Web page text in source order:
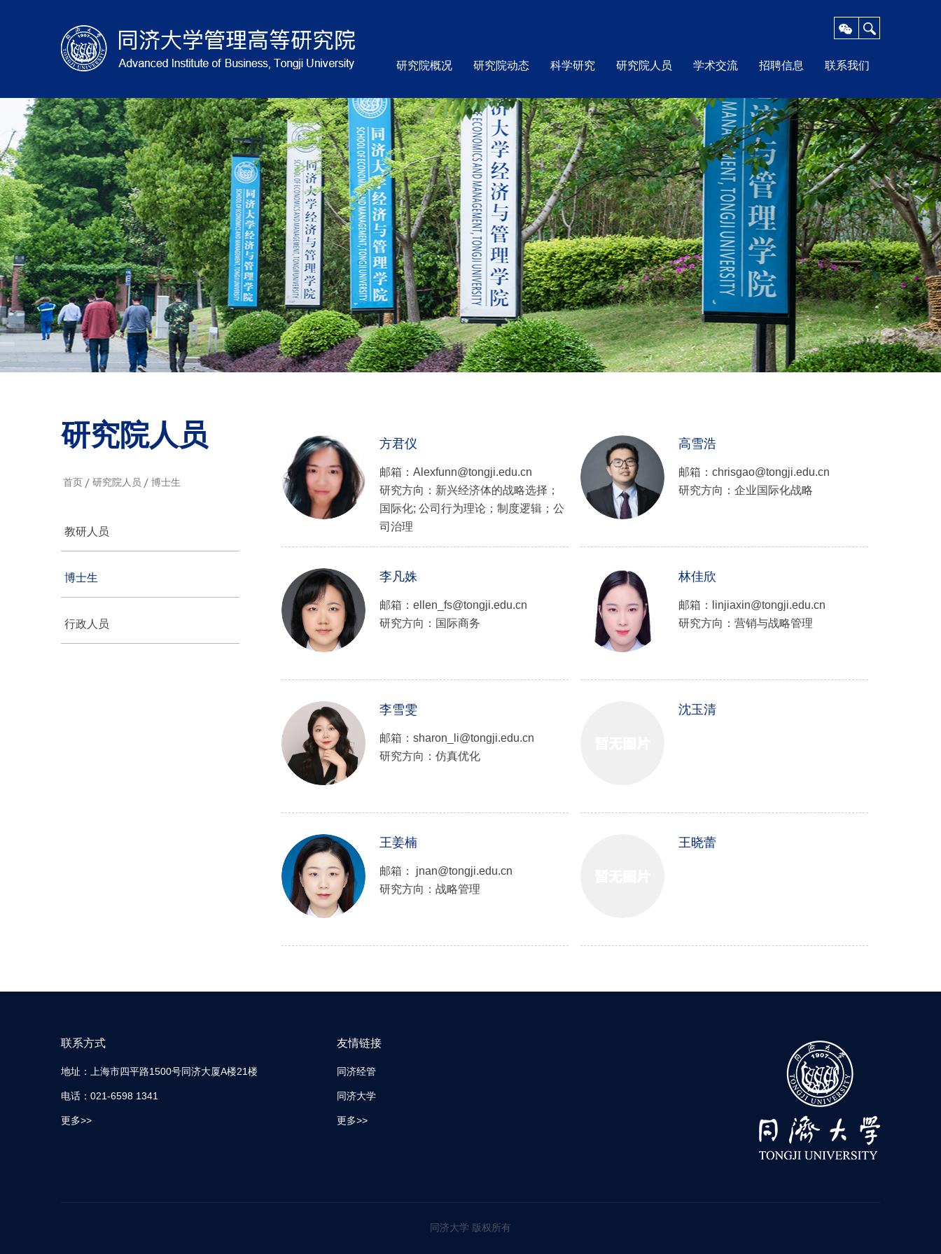
研究院概况 研究院动态 科学研究 研究院人员 学术交流 招聘信息 联系我们
研究院人员
首页 研究院人员 博士生
教研人员
博士生
行政人员
方君仪
邮箱：Alexfunn@tongji.edu.cn
研究方向：新兴经济体的战略选择；
国际化; 公司行为理论；制度逻辑；公
司治理
高雪浩
邮箱：chrisgao@tongji.edu.cn
研究方向：企业国际化战略
李凡姝
邮箱：ellen_fs@tongji.edu.cn
研究方向：国际商务
林佳欣
邮箱：linjiaxin@tongji.edu.cn
研究方向：营销与战略管理
李雪雯
邮箱：sharon_li@tongji.edu.cn
研究方向：仿真优化
沈玉清
王姜楠
邮箱： jnan@tongji.edu.cn
研究方向：战略管理
王晓蕾
联系方式
地址：上海市四平路1500号同济大厦A楼21楼
电话：021-6598 1341
更多>>
友情链接
同济经管
同济大学
更多>>
同济大学 版权所有